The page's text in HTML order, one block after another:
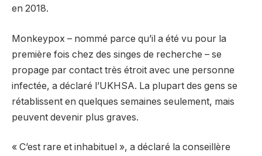
en 2018.
Monkeypox – nommé parce qu’il a été vu pour la
première fois chez des singes de recherche – se
propage par contact très étroit avec une personne
infectée, a déclaré l’UKHSA. La plupart des gens se
rétablissent en quelques semaines seulement, mais
peuvent devenir plus graves.
« C’est rare et inhabituel », a déclaré la conseillère